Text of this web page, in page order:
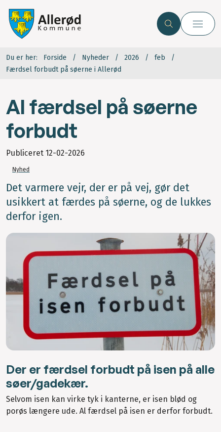
Du er her: Forside Nyheder 2026
feb
Færdsel forbudt på søerne i Allerød
Al færdsel på søerne
forbudt
Publiceret 12-02-2026
Nyhed
Det varmere vejr, der er på vej, gør det
usikkert at færdes på søerne, og de lukkes
derfor igen.
Der er færdsel forbudt på isen på alle
søer/gadekær.
Selvom isen kan virke tyk i kanterne, er isen blød og
porøs længere ude. Al færdsel på isen er derfor forbudt.